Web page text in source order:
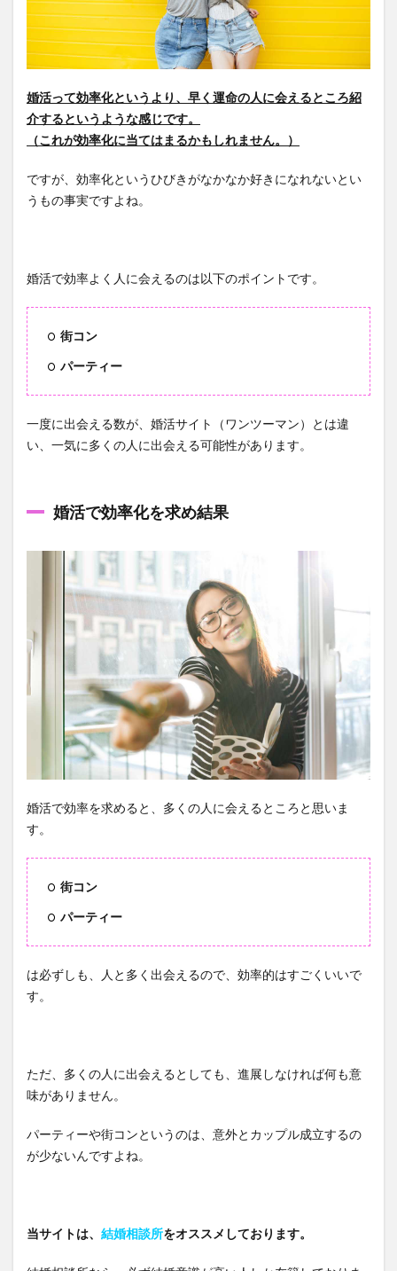
婚活
で効
率を
求め
を間
違え
ては
ない
2.1
率化
を最
大限
揮す
る場
婚活を
効率化
自分か
3.1
婚活
で年
齢を
気に
しす
と効
率が
悪く
な
る？
婚活
をは
スタ
へ
婚活って効率化というより、早く運命の人に会えるところ紹
介するというような感じです。
（これが効率化に当てはまるかもしれません。）
ですが、効率化というひびきがなかなか好きになれないとい
うもの事実ですよね。
婚活で効率よく人に会えるのは以下のポイントです。
街コン
パーティー
一度に出会える数が、婚活サイト（ワンツーマン）とは違
い、一気に多くの人に出会える可能性があります。
婚活で効率化を求め結果
婚活で効率を求めると、多くの人に会えるところと思いま
す。
街コン
パーティー
は必ずしも、人と多く出会えるので、効率的はすごくいいで
す。
ただ、多くの人に出会えるとしても、進展しなければ何も意
味がありません。
パーティーや街コンというのは、意外とカップル成立するの
が少ないんですよね。
当サイトは、 結婚相談所をオススメしております。